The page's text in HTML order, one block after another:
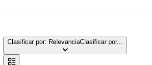
Clasificar por: RelevanciaClasificar por...